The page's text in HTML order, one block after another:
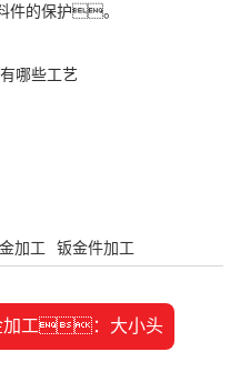
的保护。
加工 钣金件加工
加工：大小头